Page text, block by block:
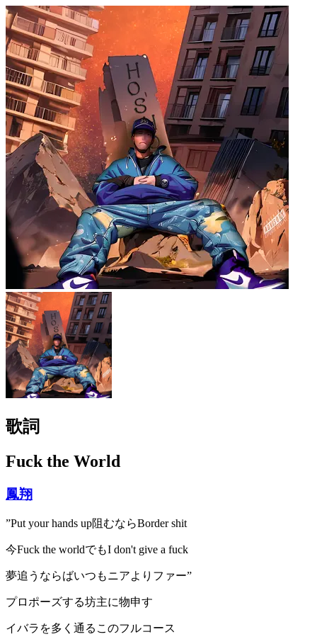
歌詞
Fuck the World
鳳翔
”Put your hands up阻むならBorder shit
今Fuck the worldでもI don't give a fuck
夢追うならばいつもニアよりファー”
プロポーズする坊主に物申す
イバラを多く通るこのフルコース